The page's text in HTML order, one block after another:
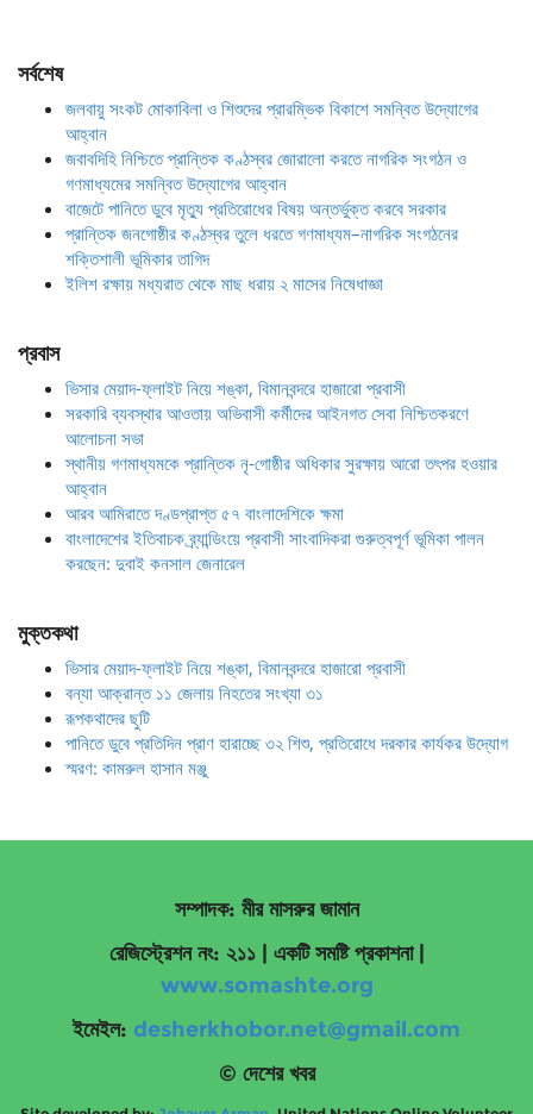
সর্বশেষ
জলবায়ু সংকট মোকাবিলা ও শিশুদের প্রারম্ভিক বিকাশে সমন্বিত উদ্যোগের
আহ্বান
জবাবদিহি নিশ্চিতে প্রান্তিক কণ্ঠস্বর জোরালো করতে নাগরিক সংগঠন ও
গণমাধ্যমের সমন্বিত উদ্যোগের আহ্বান
বাজেটে পানিতে ডুবে মৃত্যু প্রতিরোধের বিষয় অন্তর্ভুক্ত করবে সরকার
প্রান্তিক জনগোষ্ঠীর কণ্ঠস্বর তুলে ধরতে গণমাধ্যম–নাগরিক সংগঠনের
শক্তিশালী ভূমিকার তাগিদ
ইলিশ রক্ষায় মধ্যরাত থেকে মাছ ধরায় ২ মাসের নিষেধাজ্ঞা
প্রবাস
ভিসার মেয়াদ-ফ্লাইট নিয়ে শঙ্কা, বিমানবন্দরে হাজারো প্রবাসী
সরকারি ব্যবস্থার আওতায় অভিবাসী কর্মীদের আইনগত সেবা নিশ্চিতকরণে
আলোচনা সভা
স্থানীয় গণমাধ্যমকে প্রান্তিক নৃ-গোষ্ঠীর অধিকার সুরক্ষায় আরো তৎপর হওয়ার
আহ্বান
আরব আমিরাতে দণ্ডপ্রাপ্ত ৫৭ বাংলাদেশিকে ক্ষমা
বাংলাদেশের ইতিবাচক ব্র্যান্ডিংয়ে প্রবাসী সাংবাদিকরা গুরুত্বপূর্ণ ভূমিকা পালন
করছেন: দুবাই কনসাল জেনারেল
মুক্তকথা
ভিসার মেয়াদ-ফ্লাইট নিয়ে শঙ্কা, বিমানবন্দরে হাজারো প্রবাসী
বন্যা আক্রান্ত ১১ জেলায় নিহতের সংখ্যা ৩১
রূপকথাদের ছুটি
পানিতে ডুবে প্রতিদিন প্রাণ হারাচ্ছে ৩২ শিশু, প্রতিরোধে দরকার কার্যকর উদ্যোগ
স্মরণ: কামরুল হাসান মঞ্জু
সম্পাদক: মীর মাসরুর জামান
রেজিস্ট্রেশন নং: ২১১ | একটি সমষ্টি প্রকাশনা
www.somashte.org
ইমেইল: desherkhobor.net@gmail.com
© দেশের খবর